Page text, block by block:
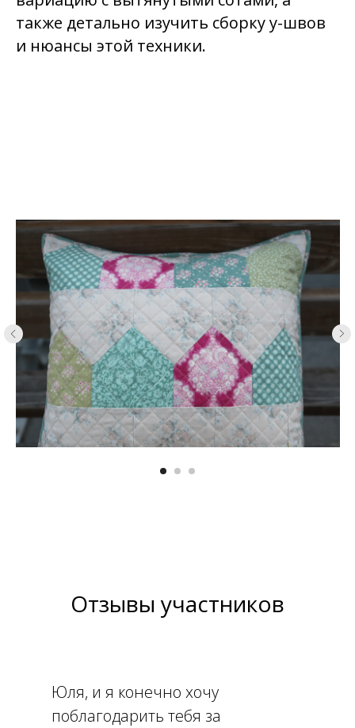
также детально изучить сборку у-швов
и нюансы этой техники.
Отзывы участников
Юля, и я конечно хочу
поблагодарить тебя за